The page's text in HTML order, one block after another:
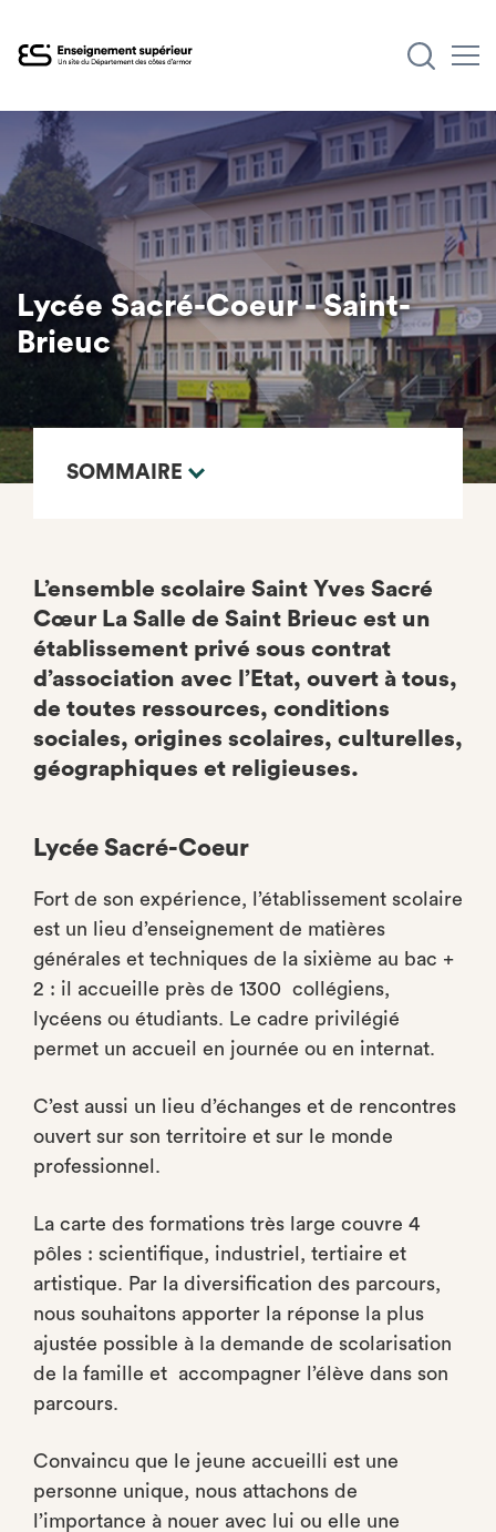
contenu
principal
Lycée Sacré-Coeur - Saint-
Brieuc
SOMMAIRE
L’ensemble scolaire Saint Yves Sacré
Cœur La Salle de Saint Brieuc est un
établissement privé sous contrat
d’association avec l’Etat, ouvert à tous,
de toutes ressources, conditions
sociales, origines scolaires, culturelles,
géographiques et religieuses.
Lycée Sacré-Coeur
Fort de son expérience, l’établissement scolaire
est un lieu d’enseignement de matières
générales et techniques de la sixième au bac +
2 : il accueille près de 1300 collégiens,
lycéens ou étudiants. Le cadre privilégié
permet un accueil en journée ou en internat.
C’est aussi un lieu d’échanges et de rencontres
ouvert sur son territoire et sur le monde
professionnel.
La carte des formations très large couvre 4
pôles : scientifique, industriel, tertiaire et
artistique. Par la diversification des parcours,
nous souhaitons apporter la réponse la plus
ajustée possible à la demande de scolarisation
de la famille et accompagner l’élève dans son
parcours.
Convaincu que le jeune accueilli est une
personne unique, nous attachons de
l’importance à nouer avec lui ou elle une